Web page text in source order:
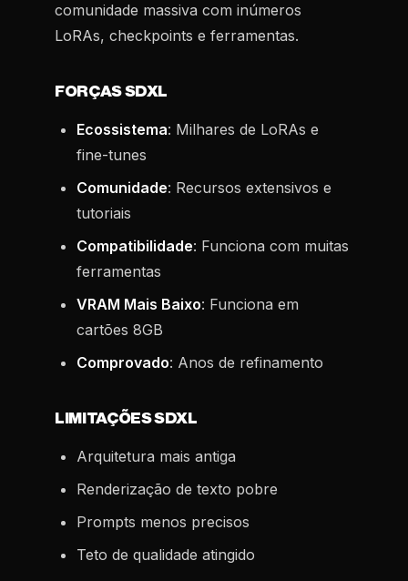
comunidade massiva com inúmeros
LoRAs, checkpoints e ferramentas.
FORÇAS SDXL
Ecossistema: Milhares de LoRAs e
fine-tunes
Comunidade: Recursos extensivos e
tutoriais
Compatibilidade: Funciona com muitas
ferramentas
VRAM Mais Baixo: Funciona em
cartões 8GB
Comprovado: Anos de refinamento
LIMITAÇÕES SDXL
Arquitetura mais antiga
Renderização de texto pobre
Prompts menos precisos
Teto de qualidade atingido